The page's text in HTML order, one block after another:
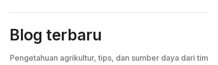
Blog terbaru
Pengetahuan agrikultur, tips, dan sumber daya dari tim